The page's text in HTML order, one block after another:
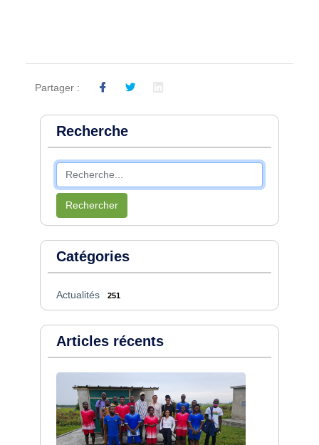
Partager :
Recherche
Rechercher
Catégories
Actualités 251
Articles récents